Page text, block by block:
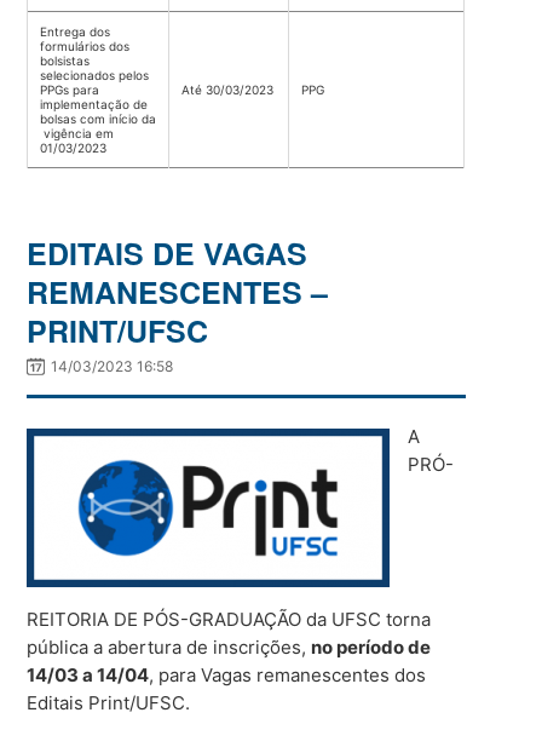
Entrega dos
formulários dos
bolsistas
selecionados pelos
PPGs para
implementação de
bolsas com início da
vigência em
01/03/2023
Até 30/03/2023 PPG
EDITAIS DE VAGAS
REMANESCENTES –
PRINT/UFSC
14/03/2023 16:58
A
PRÓ-
REITORIA DE PÓS-GRADUAÇÃO da UFSC torna
pública a abertura de inscrições, no período de
14/03 a 14/04, para Vagas remanescentes dos
Editais Print/UFSC.